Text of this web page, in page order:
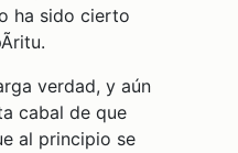
ha sido cierto
verdad, y aún
cabal de que
al principio se